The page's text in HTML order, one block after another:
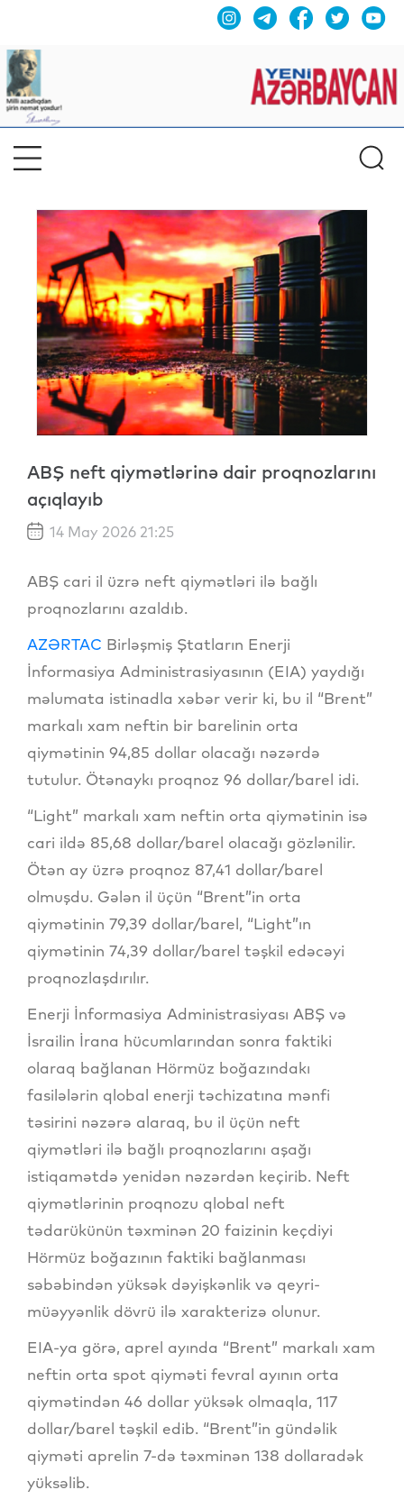
ABŞ neft qiymətlərinə dair proqnozlarını
açıqlayıb
14 May 2026 21:25
ABŞ cari il üzrə neft qiymətləri ilə bağlı
proqnozlarını azaldıb.
AZƏRTAC Birləşmiş Ştatların Enerji
İnformasiya Administrasiyasının (EIA) yaydığı
məlumata istinadla xəbər verir ki, bu il “Brent”
markalı xam neftin bir barelinin orta
qiymətinin 94,85 dollar olacağı nəzərdə
tutulur. Ötənaykı proqnoz 96 dollar/barel idi.
“Light” markalı xam neftin orta qiymətinin isə
cari ildə 85,68 dollar/barel olacağı gözlənilir.
Ötən ay üzrə proqnoz 87,41 dollar/barel
olmuşdu. Gələn il üçün “Brent”in orta
qiymətinin 79,39 dollar/barel, “Light”ın
qiymətinin 74,39 dollar/barel təşkil edəcəyi
proqnozlaşdırılır.
Enerji İnformasiya Administrasiyası ABŞ və
İsrailin İrana hücumlarından sonra faktiki
olaraq bağlanan Hörmüz boğazındakı
fasilələrin qlobal enerji təchizatına mənfi
təsirini nəzərə alaraq, bu il üçün neft
qiymətləri ilə bağlı proqnozlarını aşağı
istiqamətdə yenidən nəzərdən keçirib. Neft
qiymətlərinin proqnozu qlobal neft
tədarükünün təxminən 20 faizinin keçdiyi
Hörmüz boğazının faktiki bağlanması
səbəbindən yüksək dəyişkənlik və qeyri-
müəyyənlik dövrü ilə xarakterizə olunur.
EIA-ya görə, aprel ayında “Brent” markalı xam
neftin orta spot qiyməti fevral ayının orta
qiymətindən 46 dollar yüksək olmaqla, 117
dollar/barel təşkil edib. “Brent”in gündəlik
qiyməti aprelin 7-də təxminən 138 dollaradək
yüksəlib.